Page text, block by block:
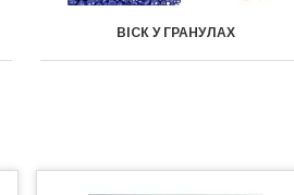
ВІСК У ГРАНУЛАХ